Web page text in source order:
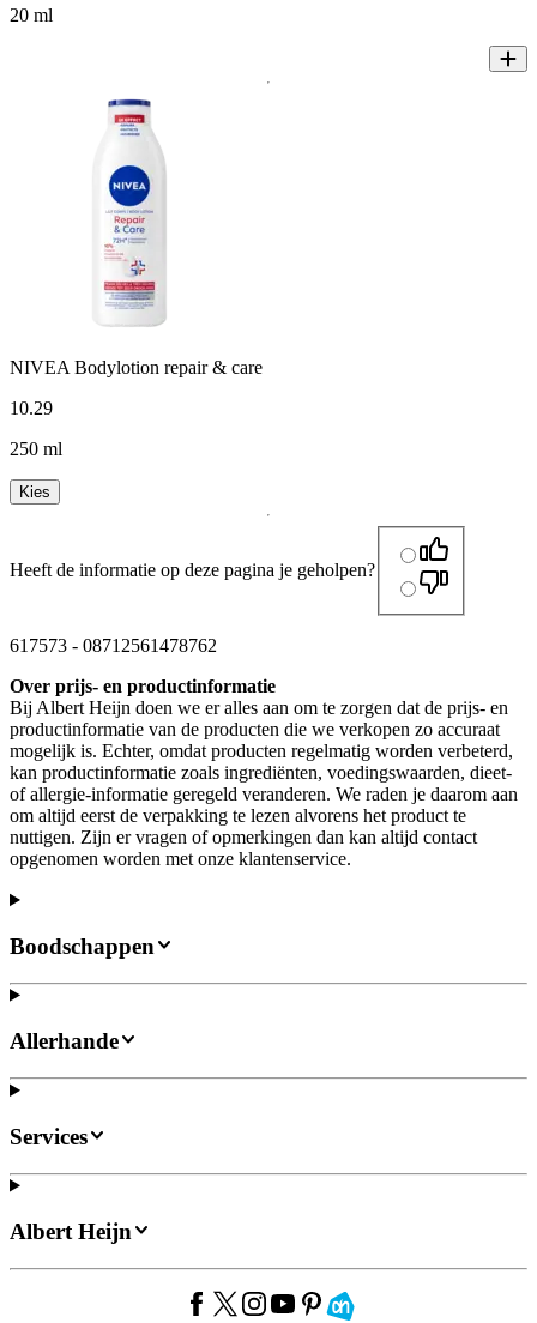
20 ml
NIVEA Bodylotion repair & care
10.29
250 ml
Kies
Heeft de informatie op deze pagina je geholpen?
617573 - 08712561478762
Over prijs- en productinformatie
Bij Albert Heijn doen we er alles aan om te zorgen dat de prijs- en
productinformatie van de producten die we verkopen zo accuraat
mogelijk is. Echter, omdat producten regelmatig worden verbeterd,
kan productinformatie zoals ingrediënten, voedingswaarden, dieet-
of allergie-informatie geregeld veranderen. We raden je daarom aan
om altijd eerst de verpakking te lezen alvorens het product te
nuttigen. Zijn er vragen of opmerkingen dan kan altijd contact
opgenomen worden met onze klantenservice.
Boodschappen
Allerhande
Services
Albert Heijn